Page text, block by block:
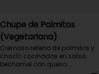
Chupe de Palmitos
(Vegetariana)
Cremoso relleno de palmitos y
choclo cocinados en salsa
bechamel con queso
mantecoso. Envuelta en masa